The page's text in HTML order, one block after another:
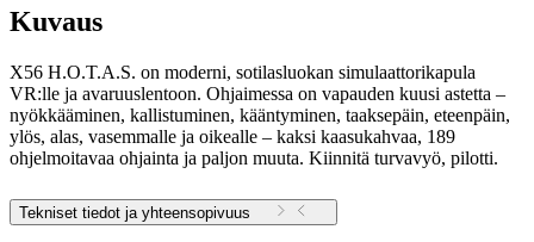
Kuvaus
X56 H.O.T.A.S. on moderni, sotilasluokan simulaattorikapula
VR:lle ja avaruuslentoon. Ohjaimessa on vapauden kuusi astetta –
nyökkääminen, kallistuminen, kääntyminen, taaksepäin, eteenpäin,
ylös, alas, vasemmalle ja oikealle – kaksi kaasukahvaa, 189
ohjelmoitavaa ohjainta ja paljon muuta. Kiinnitä turvavyö, pilotti.
Tekniset tiedot ja yhteensopivuus